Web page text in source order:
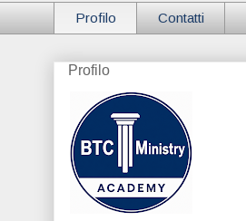
Profilo Contatti
Profilo